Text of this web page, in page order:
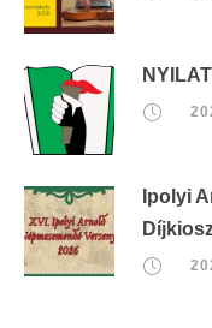
Ipolyi